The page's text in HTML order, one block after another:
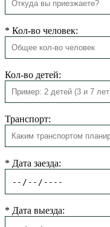
* Кол-во человек:
Кол-во детей:
Транспорт:
* Дата заезда:
* Дата выезда: